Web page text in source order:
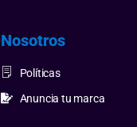
Nosotros
Políticas
Anuncia tu marca